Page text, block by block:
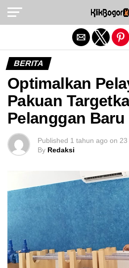
BERITA
Optimalkan
Pakuan
Pelanggan Baru
Published 1 tahun ago on
By Redaksi
Exit mobile